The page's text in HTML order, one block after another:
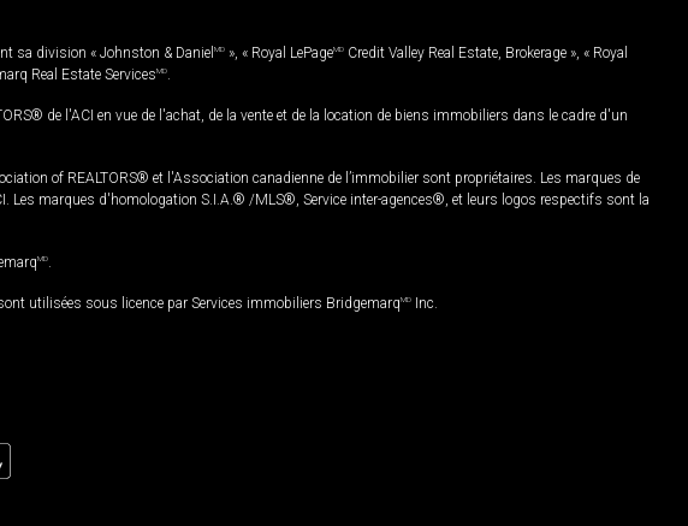
sa division « Johnston & Daniel MD », « Royal LePageMD Credit Valley Real Estate, Brokerage », « Royal
Real Estate ServicesMD.
de l'ACI en vue de l'achat, de la vente et de la location de biens immobiliers dans le cadre d'un
of REALTORS® et l'Association canadienne de l’immobilier sont propriétaires. Les marques de
marques d'homologation S.I.A.® /MLS®, Service inter-agences®, et leurs logos respectifs sont la
MD.
utilisées sous licence par Services immobiliers BridgemarqMD Inc.